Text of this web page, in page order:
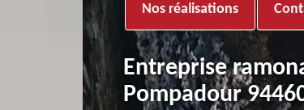
Nos réalisations
Entreprise
Pompadour